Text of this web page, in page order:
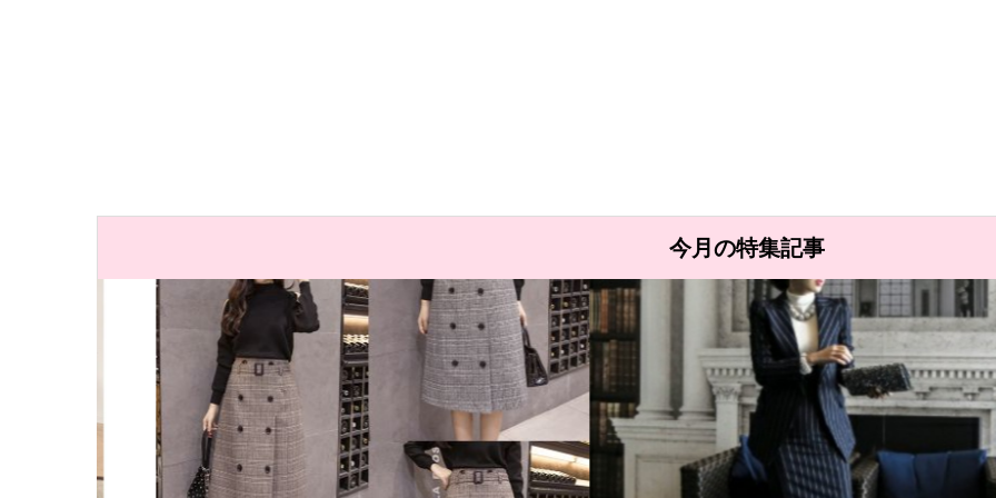
今月の特集記事